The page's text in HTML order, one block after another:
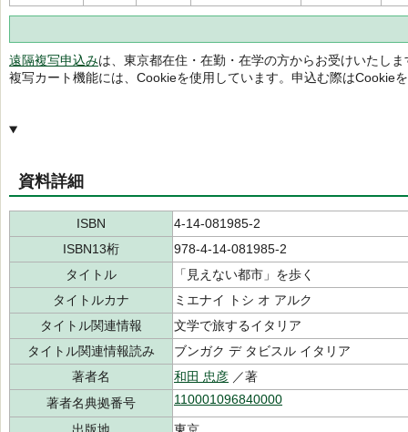
遠隔複写申込みは、東京都在住・在勤・在学の方からお受けいたしま
複写カート機能には、Cookieを使用しています。申込む際はCookie
資料詳細
ISBN
4-14-081985-2
ISBN13桁
978-4-14-081985-2
タイトル
「見えない都市」を歩く
タイトルカナ
ミエナイ トシ オ アルク
タイトル関連情報
文学で旅するイタリア
タイトル関連情報読み
ブンガク デ タビスル イタリア
著者名
和田 忠彦 ／著
著者名典拠番号
110001096840000